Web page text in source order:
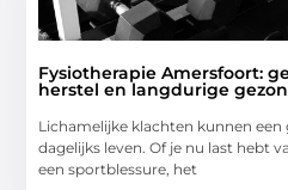
Fysiotherapie Amersfoort:
herstel en langdurige
Lichamelijke klachten kunnen
dagelijks leven. Of je nu last hebt
een sportblessure, het